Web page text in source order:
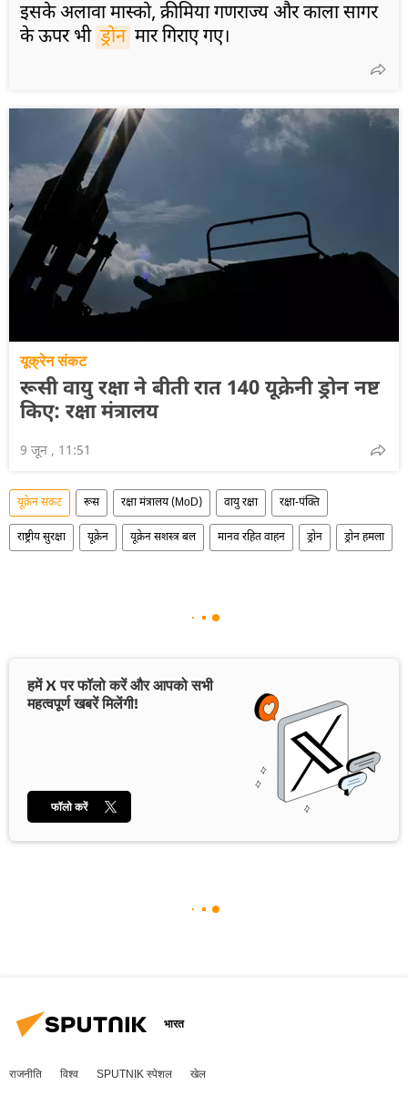
इसके अलावा मास्को, क्रीमिया गणराज्य और काला सागर
के ऊपर भी ड्रोन मार गिराए गए।
यूक्रेन संकट
रूसी वायु रक्षा ने बीती रात 140 यूक्रेनी ड्रोन नष्ट
किए: रक्षा मंत्रालय
9 जून , 11:51
यूक्रेन संकट रूस रक्षा मंत्रालय (MoD) वायु रक्षा रक्षा-पंक्ति
राष्ट्रीय सुरक्षा यूक्रेन यूक्रेन सशस्त्र बल मानव रहित वाहन ड्रोन ड्रोन हमला
हमें X पर फॉलो करें और आपको सभी
महत्वपूर्ण खबरें मिलेंगी!
फॉलो करें
भारत
राजनीति विश्व SPUTNIK स्पेशल खेल